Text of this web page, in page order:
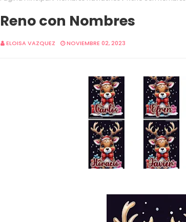
Reno con Nombres
ELOISA VAZQUEZ NOVIEMBRE 02, 2023